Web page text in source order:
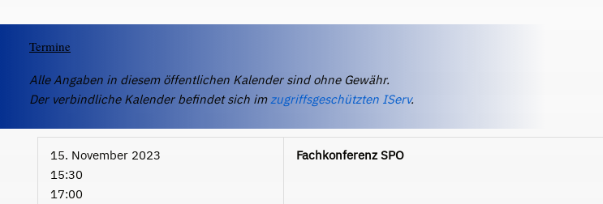
Termine
Alle Angaben in diesem öffentlichen Kalender sind ohne Gewähr.
Der verbindliche Kalender befindet sich imzugriffsgeschützten IServ.
15. November 2023
15:30
17:00
Fachkonferenz SPO